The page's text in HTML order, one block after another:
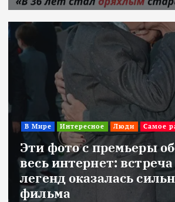
В Мире Интересное Люди Самое
Эти фото с премьеры
весь интернет:
легенд оказалась
фильма